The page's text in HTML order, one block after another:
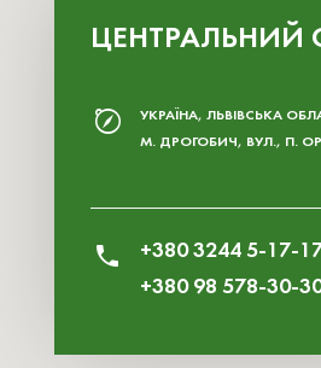
ЦЕНТРАЛЬНИЙ
УКРАЇНА, ЛЬВІВСЬКА
М. ДРОГОБИЧ, ВУЛ., П.
+380 3244 5-17-
+380 98 578-30-